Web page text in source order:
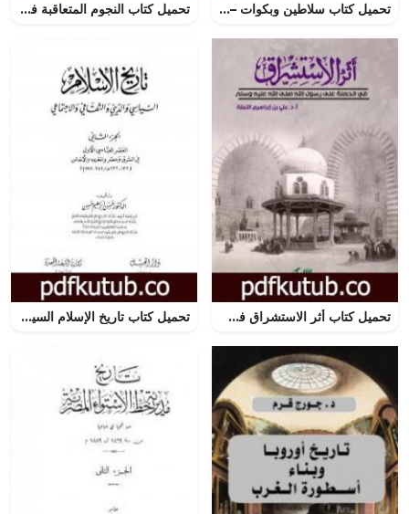
تحميل كتاب سلاطين وبكوات – تاريخ سقوط دولة المماليك في مصر PDF تأليف محمد عبد العزيز عرموش مجانا [كامل] تحميل كتاب النجوم المتعاقبة في كتابة التاريخ المصري المعاصر PDF تأليف محمد الجوادي مجانا [كامل]
تحميل كتاب أثر الاستشراق في الحملة على رسول الله PDF تأليف علي بن إبراهيم النملة مجانا [كامل] تحميل كتاب تاريخ الإسلام السياسي والديني والثقافي والاجتماعي – الجزء الثاني PDF تأليف حسن إبراهيم حسن مجانا [كامل]